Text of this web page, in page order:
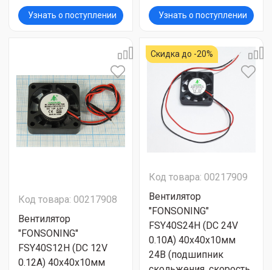
Узнать о поступлении Узнать о поступлении
Код товара: 00217908
Вентилятор
"FONSONING"
FSY40S12H (DC 12V
0.12A) 40х40х10мм
Скидка до -20%
Код товара: 00217909
Вентилятор
"FONSONING"
FSY40S24H (DC 24V
0.10A) 40х40х10мм
24В (подшипник